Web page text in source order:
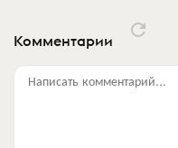
Комментарии
Написать комментарий...